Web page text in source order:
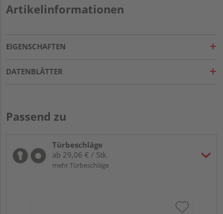
Artikelinformationen
EIGENSCHAFTEN
DATENBLÄTTER
Passend zu
Türbeschläge
ab 29,06 € / Stk.
mehr Türbeschläge